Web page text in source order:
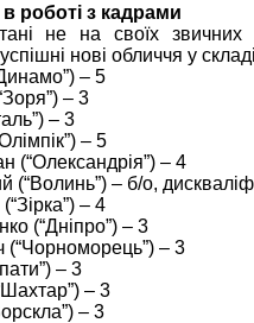
роботі з кадрами
не на своїх звичних
нові обличчя у
– 5
– 3
– 3
– 5
(“Олександрія”) – 4
(“Волинь”) – б/о,
– 4
(“Дніпро”) – 3
– 3
– 3
– 3
– 3